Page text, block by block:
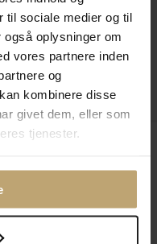
til sociale medier og til
oplysninger om
vores partnere inden
og
kombinere disse
givet dem, eller som
tjenester.